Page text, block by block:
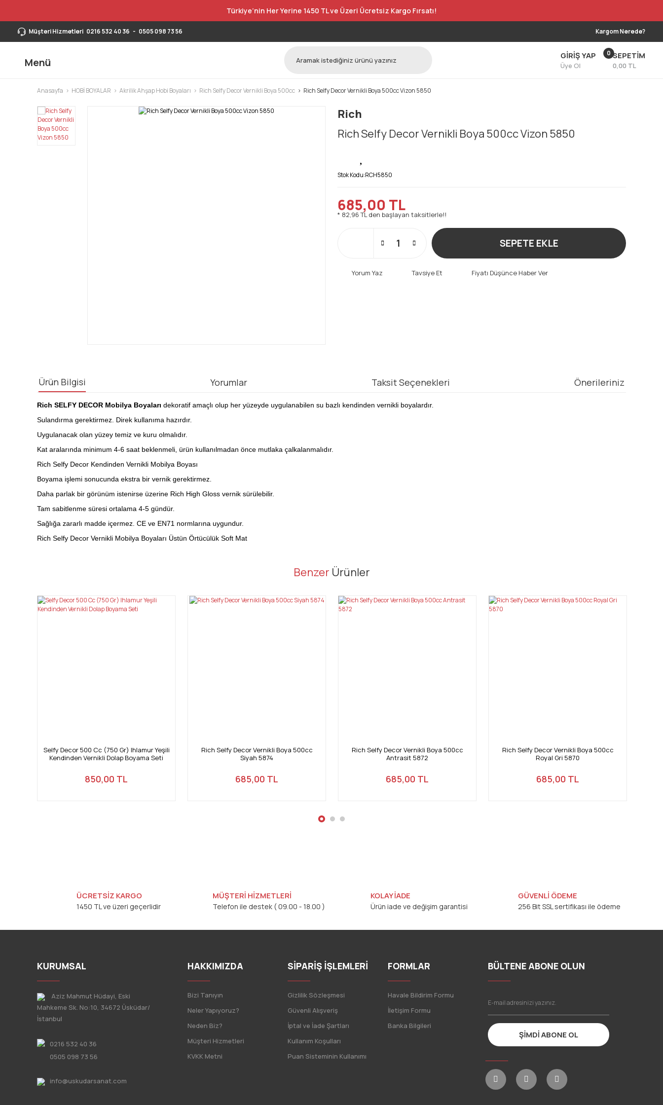
Türkiye’nin Her Yerine 1450 TL ve Üzeri Ücretsiz Kargo Fırsatı!
Müşteri Hizmetleri 0216 532 40 36 - 0505 098 73 56 Kargom Nerede?
Menü
GİRİŞ YAP
Üye Ol
SEPETİM
0,00 TL
0
Anasayfa HOBİ BOYALAR Akrilik Ahşap Hobi Boyaları Rich Selfy Decor Vernikli Boya 500cc Rich Selfy Decor Vernikli Boya 500cc Vizon 5850
Rich
Rich Selfy Decor Vernikli Boya 500cc Vizon 5850
Stok Kodu:RCH5850
685,00 TL
* 82,96 TL den başlayan taksitlerle!!
SEPETE EKLE
Yorum Yaz Tavsiye Et Fiyatı Düşünce Haber Ver
Ürün Bilgisi Yorumlar Taksit Seçenekleri Önerileriniz
Rich SELFY DECOR Mobilya Boyaları dekoratif amaçlı olup her yüzeyde uygulanabilen su bazlı kendinden vernikli boyalardır.
Sulandırma gerektirmez. Direk kullanıma hazırdır.
Uygulanacak olan yüzey temiz ve kuru olmalıdır.
Kat aralarında minimum 4-6 saat beklenmeli, ürün kullanılmadan önce mutlaka çalkalanmalıdır.
Rich Selfy Decor Kendinden Vernikli Mobilya Boyası
Boyama işlemi sonucunda ekstra bir vernik gerektirmez.
Daha parlak bir görünüm istenirse üzerine Rich High Gloss vernik sürülebilir.
Tam sabitlenme süresi ortalama 4-5 gündür.
Sağlığa zararlı madde içermez. CE ve EN71 normlarına uygundur.
Rich Selfy Decor Vernikli Mobilya Boyaları Üstün Örtücülük Soft Mat
Yorum Yaz
Bu ürünün fiyat bilgisi, resim, ürün açıklamalarında ve diğer konularda yetersiz gördüğünüz noktaları öneri formunu kullanarak tarafımıza iletebilirsiniz.
Ürün resmi kalitesiz, bozuk veya görüntülenemiyor.
Benzer Ürünler
Selfy Decor 500 Cc (750 Gr) Ihlamur Yeşili
Kendinden Vernikli Dolap Boyama Seti
850,00 TL
Rich Selfy Decor Vernikli Boya 500cc
Siyah 5874
685,00 TL
Rich Selfy Decor Vernikli Boya 500cc
Antrasit 5872
685,00 TL
Rich Selfy Decor Vernikli Boya 500cc
Royal Gri 5870
685,00 TL
ÜCRETSİZ KARGO
1450 TL ve üzeri geçerlidir
MÜŞTERİ HİZMETLERİ
Telefon ile destek ( 09.00 - 18.00 )
KOLAY İADE
Ürün iade ve değişim garantisi
GÜVENLİ ÖDEME
256 Bit SSL sertifikası ile ödeme
KURUMSAL
Aziz Mahmut Hüdayi, Eski
Mahkeme Sk. No:10, 34672 Üsküdar/
İstanbul
0216 532 40 36
0505 098 73 56
info@uskudarsanat.com
HAKKIMIZDA
Bizi Tanıyın
Neler Yapıyoruz?
Neden Biz?
Müşteri Hizmetleri
KVKK Metni
SİPARİŞ İŞLEMLERİ
Gizlilik Sözleşmesi
Güvenli Alışveriş
İptal ve İade Şartları
Kullanım Koşulları
Puan Sisteminin Kullanımı
FORMLAR
Havale Bildirim Formu
İletişim Formu
Banka Bilgileri
BÜLTENE ABONE OLUN
ŞİMDİ ABONE OL